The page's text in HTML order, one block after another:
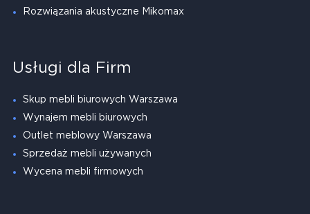
Rozwiązania akustyczne Mikomax
Usługi dla Firm
Skup mebli biurowych Warszawa
Wynajem mebli biurowych
Outlet meblowy Warszawa
Sprzedaż mebli używanych
Wycena mebli firmowych